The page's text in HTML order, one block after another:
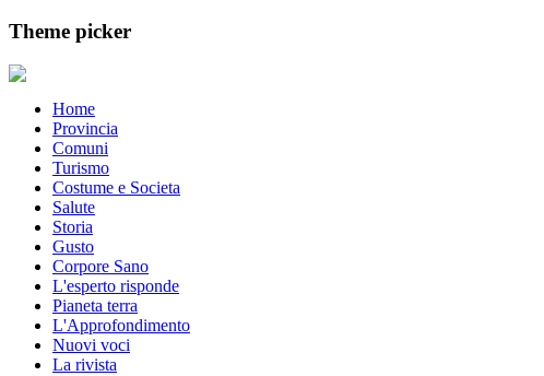
Theme picker
Home
Provincia
Comuni
Turismo
Costume e Societa
Salute
Storia
Gusto
Corpore Sano
L'esperto risponde
Pianeta terra
L'Approfondimento
Nuovi voci
La rivista